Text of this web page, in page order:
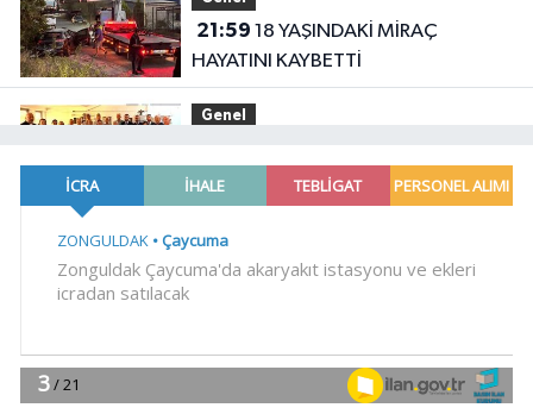
21:59
HAYATINI KAYBETTİ
Genel
ETMEDİLER!..”
19:00Ganita Akşamları'nda büyük
YAŞAM
Kırsal yollara neşter